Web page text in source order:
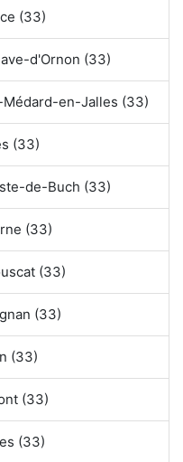
(33)
d'Ornon (33)
en-Jalles (33)
(33)
de-Buch (33)
(33)
(33)
(33)
(33)
(33)
(33)